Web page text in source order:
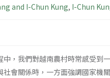
and I-Chun Kung, I-Chun
中，我們對越南農村時常感受到
社會關係時，一方面強調國家機